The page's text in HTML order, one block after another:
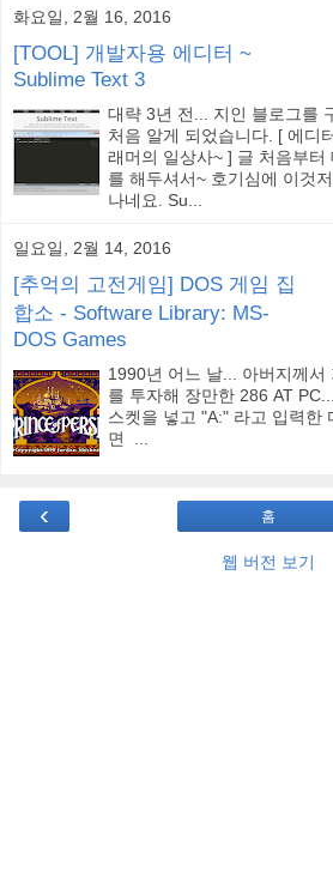
화요일, 2월 16, 2016
[TOOL] 개발자용 에디터 ~
Sublime Text 3
대략 3년 전... 지인 블로그를
처음 알게 되었습니다. [ 에디
래머의 일상사~ ] 글 처음부터
를 해두셔서~ 호기심에 이것
나네요. Su...
일요일, 2월 14, 2016
[추억의 고전게임] DOS 게임 집
합소 - Software Library: MS-
DOS Games
1990년 어느 날... 아버지께서
를 투자해 장만한 286 AT
스켓을 넣고 "A:" 라고 입력한
면 ...
‹ 홈
웹 버전 보기